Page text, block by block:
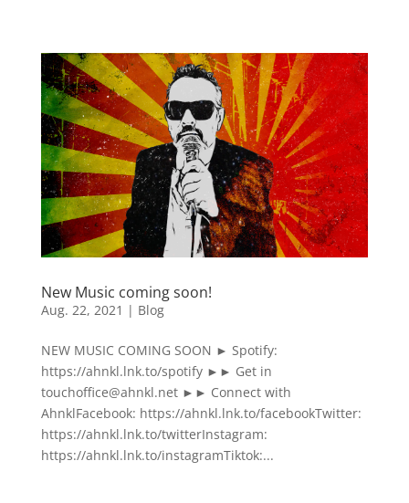
New Music coming soon!
Aug. 22, 2021 | Blog
NEW MUSIC COMING SOON ► Spotify:
https://ahnkl.lnk.to/spotify ►► Get in
touchoffice@ahnkl.net ►► Connect with
AhnklFacebook: https://ahnkl.lnk.to/facebookTwitter:
https://ahnkl.lnk.to/twitterInstagram:
https://ahnkl.lnk.to/instagramTiktok:...